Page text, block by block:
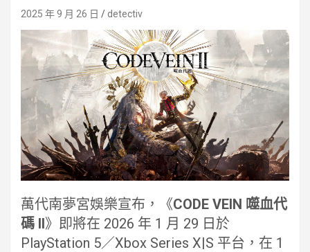
2025 年 9 月 26 日 detectiv
萬代南夢宮娛樂宣布，《CODE VEIN 噬血代
碼 II》即將在 2026 年 1 月 29 日於
PlayStation 5／Xbox Series X|S 平台，在 1